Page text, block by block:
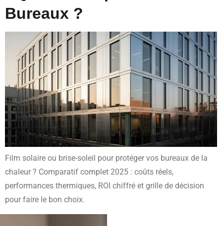
Bureaux ?
Film solaire ou brise-soleil pour protéger vos bureaux de la
chaleur ? Comparatif complet 2025 : coûts réels,
performances thermiques, ROI chiffré et grille de décision
pour faire le bon choix.